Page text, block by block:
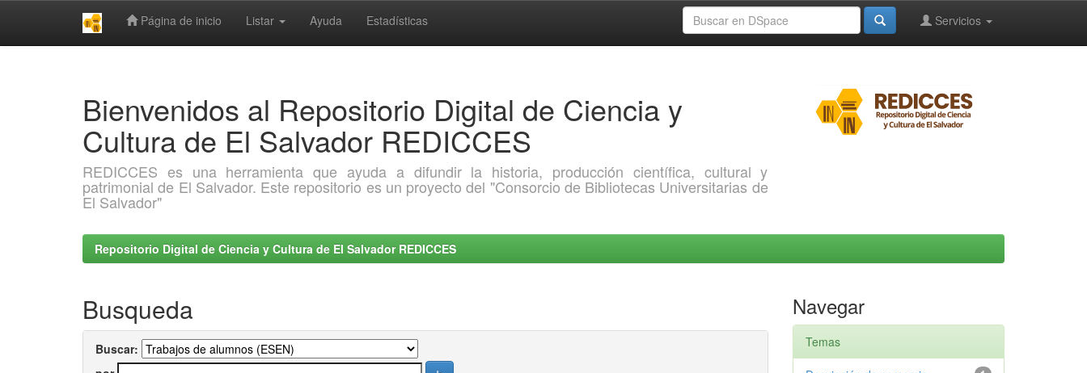
Página de inicio Listar Ayuda Estadísticas Servicios
Bienvenidos al Repositorio Digital de Ciencia y
Cultura de El Salvador REDICCES
REDICCES es una herramienta que ayuda a difundir la historia, producción científica, cultural y
patrimonial de El Salvador. Este repositorio es un proyecto del "Consorcio de Bibliotecas Universitarias de
El Salvador"
Repositorio Digital de Ciencia y Cultura de El Salvador REDICCES
Busqueda
Buscar:
Navegar
Temas